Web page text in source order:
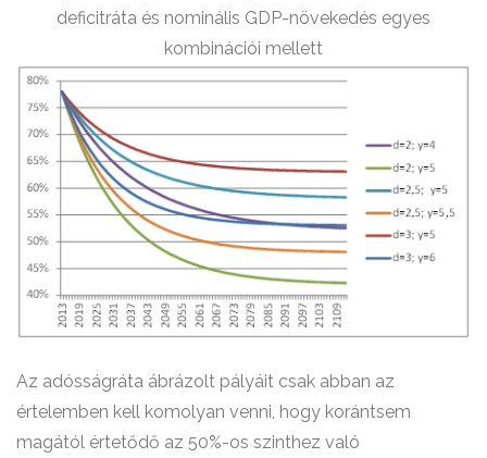
deficitráta és nominális GDP-növekedés egyes
kombinációi mellett
Az adósságráta ábrázolt pályáit csak abban az
értelemben kell komolyan venni, hogy korántsem
magától értetődő az 50%-os szinthez való